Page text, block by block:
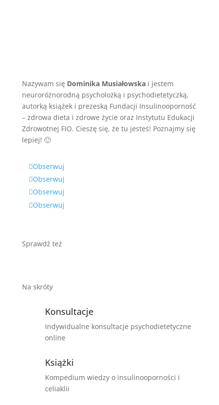
Nazywam się Dominika Musiałowskai jestem
neuroróżnorodną psycholożką i psychodietetyczką,
autorką książek i prezeską Fundacji Insulinooporność
– zdrowa dieta i zdrowe życie oraz Instytutu Edukacji
Zdrowotnej FIO. Cieszę się, że tu jesteś! Poznajmy się
lepiej! 🙂
Obserwuj
Obserwuj
Obserwuj
Obserwuj
Sprawdź też
Na skróty
Konsultacje
Indywidualne konsultacje psychodietetyczne
online
Książki
Kompedium wiedzy o insulinooporności i
celiaklii